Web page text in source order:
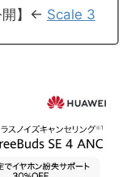
】← Scale 3